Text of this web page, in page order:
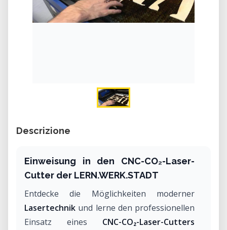
Descrizione
Einweisung in den CNC-CO₂-Laser-
Cutter der LERN.WERK.STADT
Entdecke die Möglichkeiten moderner
Lasertechnik und lerne den professionellen
Einsatz eines CNC-CO₂-Laser-Cutters